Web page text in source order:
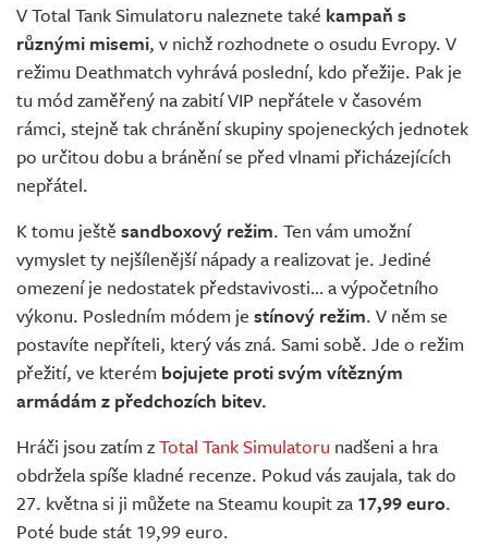
V Total Tank Simulatoru naleznete také kampaň s
různými misemi, v nichž rozhodnete o osudu Evropy. V
režimu Deathmatch vyhrává poslední, kdo přežije. Pak je
tu mód zaměřený na zabití VIP nepřátele v časovém
rámci, stejně tak chránění skupiny spojeneckých jednotek
po určitou dobu a bránění se před vlnami přicházejících
nepřátel.
K tomu ještě sandboxový režim. Ten vám umožní
vymyslet ty nejšílenější nápady a realizovat je. Jediné
omezení je nedostatek představivosti… a výpočetního
výkonu. Posledním módem je stínový režim. V něm se
postavíte nepříteli, který vás zná. Sami sobě. Jde o režim
přežití, ve kterém bojujete proti svým vítězným
armádám z předchozích bitev.
Hráči jsou zatím zTotal Tank Simulatoru nadšeni a hra
obdržela spíše kladné recenze. Pokud vás zaujala, tak do
27. května si ji můžete na Steamu koupit za 17,99 euro.
Poté bude stát 19,99 euro.